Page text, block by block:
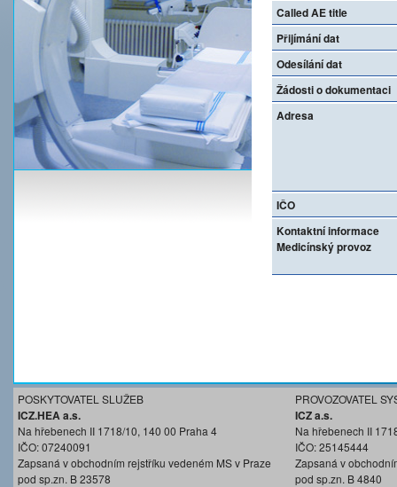
Called AE title
Přijímání dat
Odesílání dat
Žádosti o dokumentaci
Adresa
IČO
Kontaktní informace
Medicínský provoz
POSKYTOVATEL SLUŽEB
ICZ.HEA a.s.
Na hřebenech II 1718/10, 140 00 Praha 4
IČO: 07240091
Zapsaná v obchodním rejstříku vedeném MS v Praze
pod sp.zn. B 23578
PROVOZOVATEL
ICZ a.s.
Na hřebenech II
IČO: 25145444
Zapsaná v
pod sp.zn. B 4840